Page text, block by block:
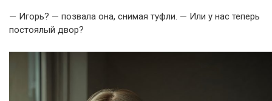
— Игорь? — позвала она, снимая туфли. — Или у нас теперь
постоялый двор?